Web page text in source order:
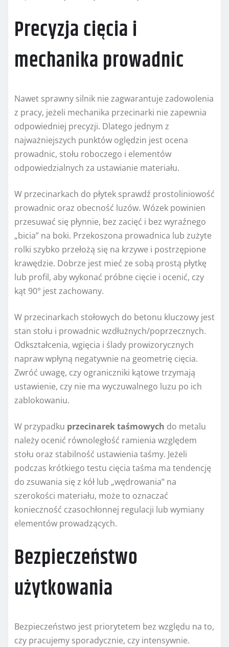
Precyzja cięcia i
mechanika prowadnic
Nawet sprawny silnik nie zagwarantuje zadowolenia
z pracy, jeżeli mechanika przecinarki nie zapewnia
odpowiedniej precyzji. Dlatego jednym z
najważniejszych punktów oględzin jest ocena
prowadnic, stołu roboczego i elementów
odpowiedzialnych za ustawianie materiału.
W przecinarkach do płytek sprawdź prostoliniowość
prowadnic oraz obecność luzów. Wózek powinien
przesuwać się płynnie, bez zacięć i bez wyraźnego
„bicia” na boki. Przekoszona prowadnica lub zużyte
rolki szybko przełożą się na krzywe i postrzępione
krawędzie. Dobrze jest mieć ze sobą prostą płytkę
lub profil, aby wykonać próbne cięcie i ocenić, czy
kąt 90° jest zachowany.
W przecinarkach stołowych do betonu kluczowy jest
stan stołu i prowadnic wzdłużnych/poprzecznych.
Odkształcenia, wgięcia i ślady prowizorycznych
napraw wpłyną negatywnie na geometrię cięcia.
Zwróć uwagę, czy ograniczniki kątowe trzymają
ustawienie, czy nie ma wyczuwalnego luzu po ich
zablokowaniu.
W przypadku przecinarek taśmowych do metalu
należy ocenić równoległość ramienia względem
stołu oraz stabilność ustawienia taśmy. Jeżeli
podczas krótkiego testu cięcia taśma ma tendencję
do zsuwania się z kół lub „wędrowania” na
szerokości materiału, może to oznaczać
konieczność czasochłonnej regulacji lub wymiany
elementów prowadzących.
Bezpieczeństwo
użytkowania
Bezpieczeństwo jest priorytetem bez względu na to,
czy pracujemy sporadycznie, czy intensywnie.